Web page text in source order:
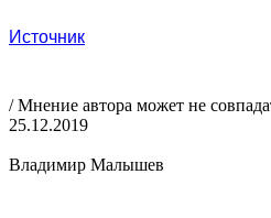
Источник
/ Мнение автора может не
25.12.2019
Владимир Малышев